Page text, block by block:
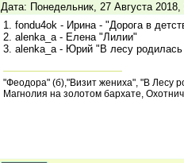
Дата: Понедельник, 27 Августа
1. fondu4ok - Ирина - "Дорога в
2. alenka_a - Елена "Лилии"
3. alenka_a - Юрий "В лесу
"Феодора" (б),"Визит жениха", "В Лесу
Магнолия на золотом бархате,